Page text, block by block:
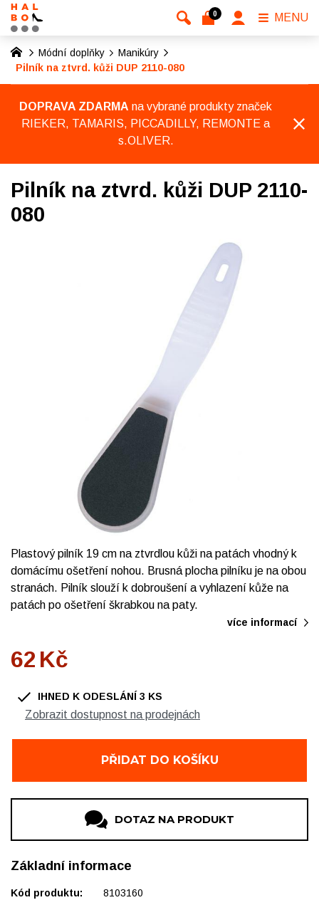
Módní doplňky
Manikúry
Pilník na ztvrd. kůži DUP 2110-080
DOPRAVA ZDARMA na vybrané produkty značek
RIEKER, TAMARIS, PICCADILLY, REMONTE a
s.OLIVER.
Pilník na ztvrd. kůži DUP 2110-
080
Plastový pilník 19 cm na ztvrdlou kůži na patách vhodný k
domácímu ošetření nohou. Brusná plocha pilníku je na obou
stranách. Pilník slouží k dobroušení a vyhlazení kůže na
patách po ošetření škrabkou na paty.
více informací
62 Kč
PŘIDAT DO KOŠÍKU
IHNED K ODESLÁNÍ3 KS
Zobrazit dostupnost na prodejnách
OBUV Ždár, OC Convent
DOTAZ NA PRODUKT
Základní informace
Kód produktu: 8103160
0 MENU